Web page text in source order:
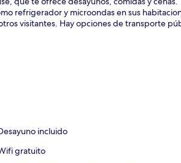
refrigerador y microondas en sus
visitantes. Hay opciones de transporte
incluido
gratuito